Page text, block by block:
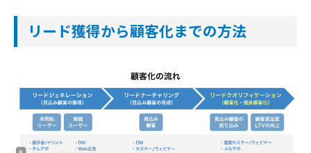
リード獲得から顧客化までの方法